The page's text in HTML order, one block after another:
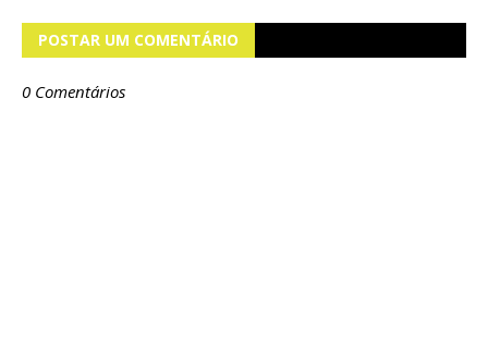
POSTAR UM COMENTÁRIO
0 Comentários